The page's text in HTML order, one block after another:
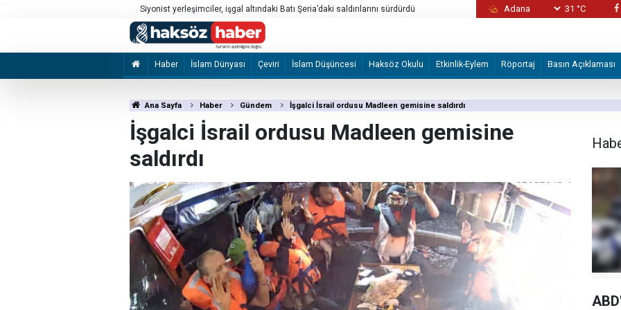
Siyonist yerleşimciler, işgal altındaki Batı Şeria’daki saldırılarını sürdürdü Sebte’deki göç hareketliliği 31 °C
Haber İslam Dünyası Çeviri İslam Düşüncesi Haksöz Okulu Etkinlik-Eylem Röportaj Basın Açıklaması
Ana Sayfa Haber Gündem İşgalci İsrail ordusu Madleen gemisine saldırdı
İşgalci İsrail ordusu Madleen gemisine
saldırdı